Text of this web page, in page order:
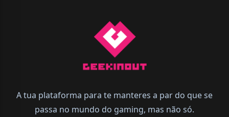
A tua plataforma para te manteres a par do que se
passa no mundo do gaming, mas não só.